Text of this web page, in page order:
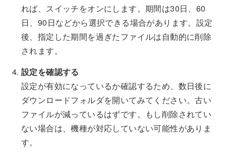
れば、スイッチをオンにします。期間は30日、60
日、90日などから選択できる場合があります。設定
後、指定した期間を過ぎたファイルは自動的に削除
されます。
設定を確認する
設定が有効になっているか確認するため、数日後に
ダウンロードフォルダを開いてみてください。古い
ファイルが減っているはずです。もし削除されてい
ない場合は、機種が対応していない可能性がありま
す。